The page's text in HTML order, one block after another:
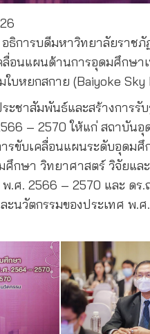
26
ธิการบดีมหาวิทยาลัยรา
ลื่อนแผนด้านการอุดมศึกษ
บหยกสกาย (Baiyoke Sky
ะชาสัมพันธ์และสร้างการ
– 2570 ให้แก่ สถาบัน
รขับเคลื่อนแผนระดับอุดม
ศึกษา วิทยาศาสตร์ วิจัยแ
.ศ. 2566 – 2570 และ ดร
นวัตกรรมของประเทศ พ.